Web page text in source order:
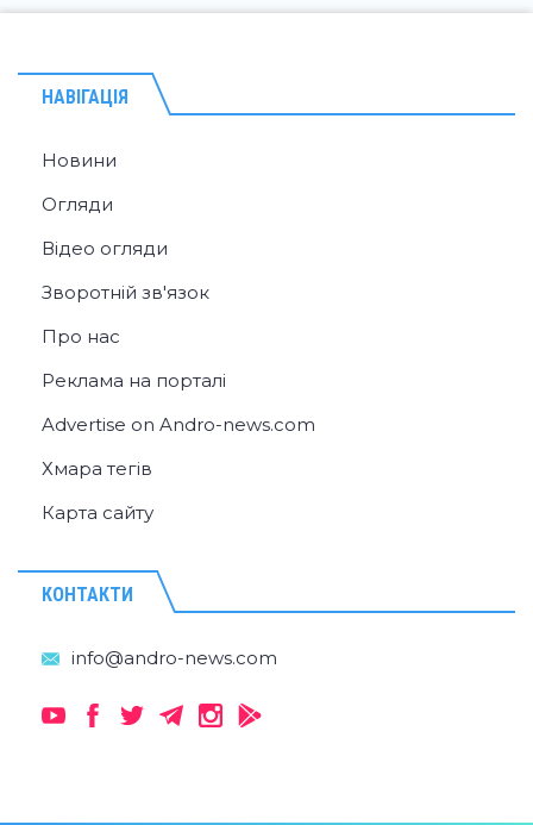
НАВІГАЦІЯ
Новини
Огляди
Відео огляди
Зворотній зв'язок
Про нас
Реклама на порталі
Advertise on Andro-news.com
Хмара тегів
Карта сайту
КОНТАКТИ